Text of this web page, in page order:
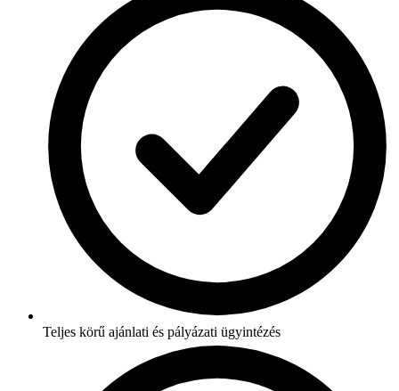
Teljes körű ajánlati és pályázati ügyintézés